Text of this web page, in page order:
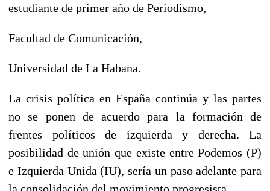
estudiante de primer año de Periodismo,
Facultad de Comunicación,
Universidad de La Habana.
La crisis política en España continúa y las partes
no se ponen de acuerdo para la formación de
frentes políticos de izquierda y derecha. La
posibilidad de unión que existe entre Podemos (P)
e Izquierda Unida (IU), sería un paso adelante para